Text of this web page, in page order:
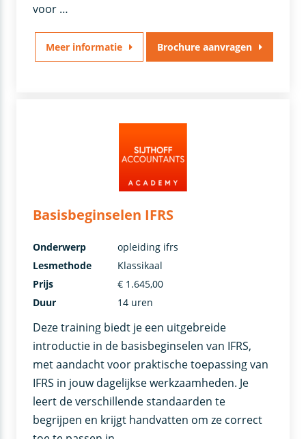
voor …
Meer informatie Brochure aanvragen
Basisbeginselen IFRS
Deze training biedt je een uitgebreide
introductie in de basisbeginselen van IFRS,
met aandacht voor praktische toepassing van
IFRS in jouw dagelijkse werkzaamheden. Je
leert de verschillende standaarden te
begrijpen en krijgt handvatten om ze correct
Onderwerp
opleiding ifrs
Lesmethode
Klassikaal
Prijs
€ 1.645,00
Duur
14 uren